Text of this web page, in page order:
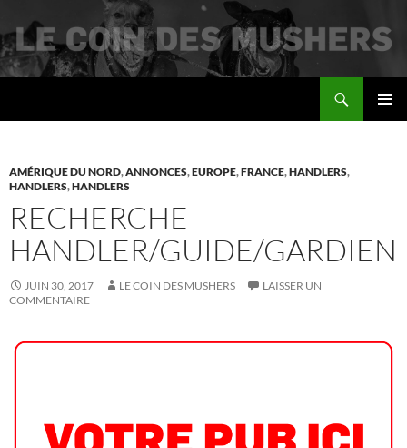
AMÉRIQUE DU NORD,ANNONCES,EUROPE,FRANCE,HANDLERS,
HANDLERS,HANDLERS
RECHERCHE
HANDLER/GUIDE/GARDIEN
JUIN 30, 2017 LE COIN DES MUSHERS
LAISSER UN
COMMENTAIRE